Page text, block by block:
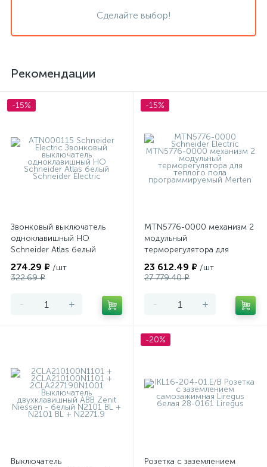
Сделайте выбор!
Рекомендации
-15%
Звонковый выключатель
одноклавишный НО
Schneider Atlas белый
274.29 ₽ /шт
322.69 ₽
- +
-15%
MTN5776-0000 механизм 2
модульный
терморегулятора для
программируемый Merten
23 612.49 ₽ /шт
27 779.40 ₽
- +
Выключатель
-20%
Розетка с заземлением